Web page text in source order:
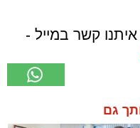
איתנו קשר במייל -
גם